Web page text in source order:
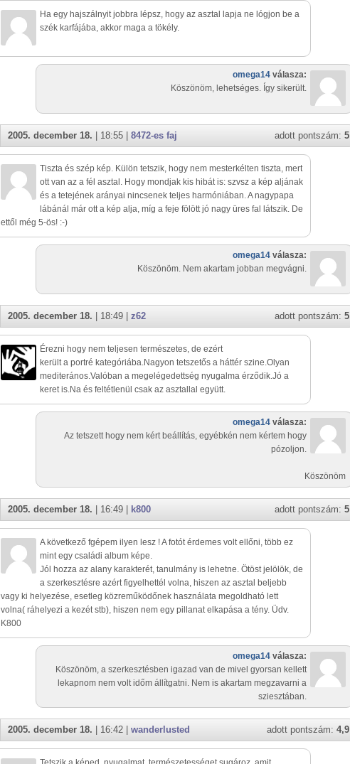
Ha egy hajszálnyit jobbra lépsz, hogy az asztal lapja ne lógjon be a
szék karfájába, akkor maga a tökély.
omega14 válasza:
Köszönöm, lehetséges. Így sikerült.
adott pontszám: 5
2005. december 18. | 18:55 | 8472-es faj
Tiszta és szép kép. Külön tetszik, hogy nem mesterkélten tiszta, mert
ott van az a fél asztal. Hogy mondjak kis hibát is: szvsz a kép aljának
és a tetejének arányai nincsenek teljes harmóniában. A nagypapa
lábánál már ott a kép alja, míg a feje fölött jó nagy üres fal látszik. De
ettől még 5-ös! :-)
omega14 válasza:
Köszönöm. Nem akartam jobban megvágni.
adott pontszám: 5
2005. december 18. | 18:49 | z62
Érezni hogy nem teljesen természetes, de ezért
került a portré kategóriába.Nagyon tetszetős a háttér szine.Olyan
mediterános.Valóban a megelégedettség nyugalma érződik.Jó a
keret is.Na és feltétlenül csak az asztallal együtt.
omega14 válasza:
Az tetszett hogy nem kért beállítás, egyébkén nem kértem hogy
pózoljon.
Köszönöm
adott pontszám: 5
2005. december 18. | 16:49 | k800
A következő fgépem ilyen lesz ! A fotót érdemes volt ellőni, több ez
mint egy családi album képe.
Jól hozza az alany karakterét, tanulmány is lehetne. Ötöst jelölök, de
a szerkesztésre azért figyelhettél volna, hiszen az asztal beljebb
vagy ki helyezése, esetleg közreműködőnek használata megoldható lett
volna( ráhelyezi a kezét stb), hiszen nem egy pillanat elkapása a tény. Üdv.
K800
omega14 válasza:
Köszönöm, a szerkesztésben igazad van de mivel gyorsan kellett
lekapnom nem volt időm állítgatni. Nem is akartam megzavarni a
sziesztában.
adott pontszám: 4,9
2005. december 18. | 16:42 | wanderlusted